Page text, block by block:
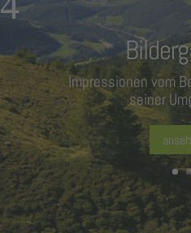
Impressionen vom
seiner